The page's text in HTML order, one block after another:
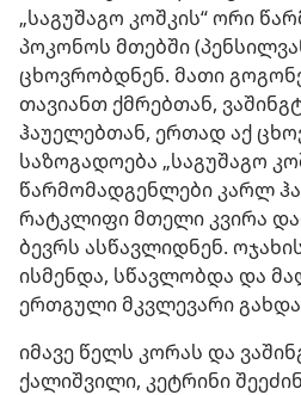
„საგუშაგო კოშკის“ ორი
პოკონოს მთებში
ცხოვრობდნენ. მათი
თავიანთ ქმრებთან,
ჰაუელებთან, ერთად აქ
საზოგადოება „საგუშაგო
წარმომადგენლები კარლ
რატკლიფი მთელი კვირა
ბევრს ასწავლიდნენ.
ისმენდა, სწავლობდა და
ერთგული მკვლევარი
იმავე წელს კორას და
ქალიშვილი, კეტრინი